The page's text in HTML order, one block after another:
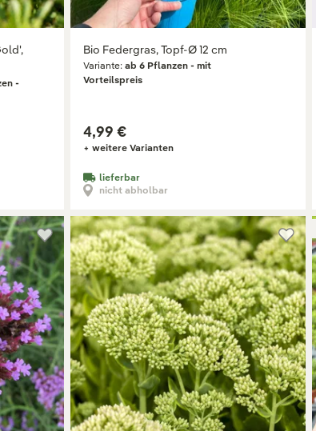
-
Bio Federgras, Topf-Ø 12 cm
Variante: ab 6 Pflanzen - mit
Vorteilspreis
4,99 €
+ weitere Varianten
lieferbar
nicht abholbar